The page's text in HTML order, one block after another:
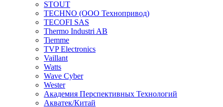
STOUT
TECHNO (ООО Технопривод)
TECOFI SAS
Thermo Industri AB
Tiemme
TVP Electronics
Vaillant
Watts
Wave Cyber
Wester
Академия Перспективных Технологий
Акватек/Китай